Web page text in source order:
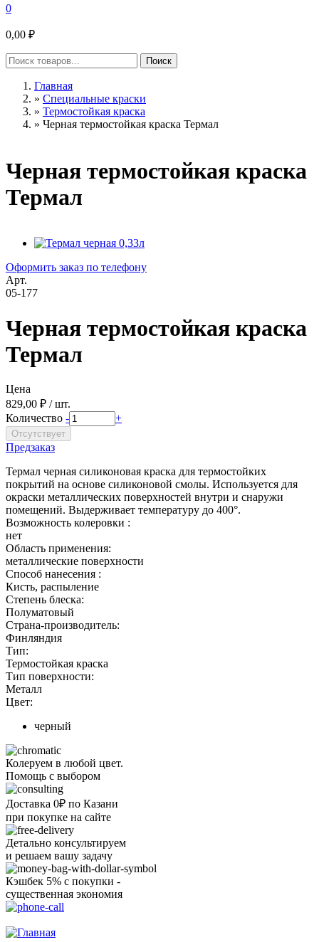
0
0,00 ₽
Главная
» Специальные краски
» Термостойкая краска
» Черная термостойкая краска Термал
Черная термостойкая краска
Термал
Оформить заказ по телефону
Арт.
05-177
Черная термостойкая краска
Термал
Цена
829,00 ₽ / шт.
Количество - +
Предзаказ
Термал черная силиконовая краска для термостойких
покрытий на основе силиконовой смолы. Используется для
окраски металлических поверхностей внутри и снаружи
помещений. Выдерживает температуру до 400°.
Возможность колеровки :
нет
Область применения:
металлические поверхности
Способ нанесения :
Кисть, распыление
Степень блеска:
Полуматовый
Страна-производитель:
Финляндия
Тип:
Термостойкая краска
Тип поверхности:
Металл
Цвет:
черный
Колеруем в любой цвет.
Помощь с выбором
Доставка 0₽ по Казани
при покупке на сайте
Детально консультируем
и решаем вашу задачу
Кэшбек 5% с покупки -
существенная экономия